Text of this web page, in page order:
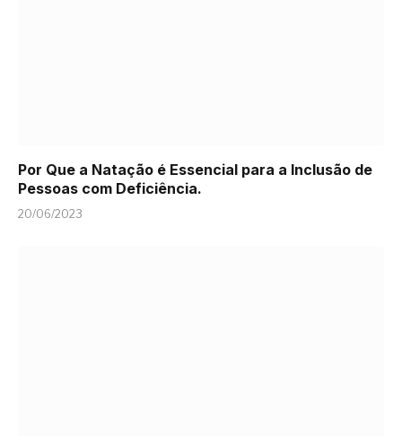
Por Que a Natação é Essencial para a Inclusão de
Pessoas com Deficiência.
20/06/2023